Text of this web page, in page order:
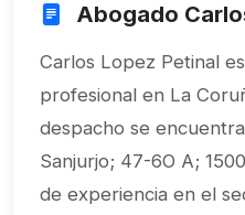
Abogado
Carlos Lopez Petinal
profesional en La
despacho se
Sanjurjo; 47-6O A;
de experiencia en el